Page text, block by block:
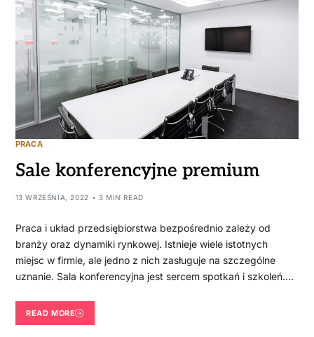
PRACA
Sale konferencyjne premium
13 WRZEŚNIA, 2022 3 MIN READ
Praca i układ przedsiębiorstwa bezpośrednio zależy od
branży oraz dynamiki rynkowej. Istnieje wiele istotnych
miejsc w firmie, ale jedno z nich zasługuje na szczególne
uznanie. Sala konferencyjna jest sercem spotkań i szkoleń.…
READ MORE